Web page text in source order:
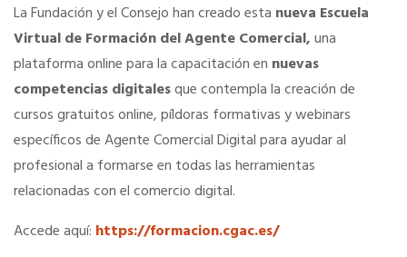
SERVICIOS EN TU COLEGIO
Curso de Acceso
Formación gratuita
Descuentos exclusivos
La Fundación y el Consejo han creado esta nueva Escuela
Virtual de Formación del Agente Comercial,una
plataforma online para la capacitación en nuevas
competencias digitalesque contempla la creación de
cursos gratuitos online, píldoras formativas y webinars
específicos de Agente Comercial Digital para ayudar al
profesional a formarse en todas las herramientas
relacionadas con el comercio digital.
Accede aquí: https://formacion.cgac.es/